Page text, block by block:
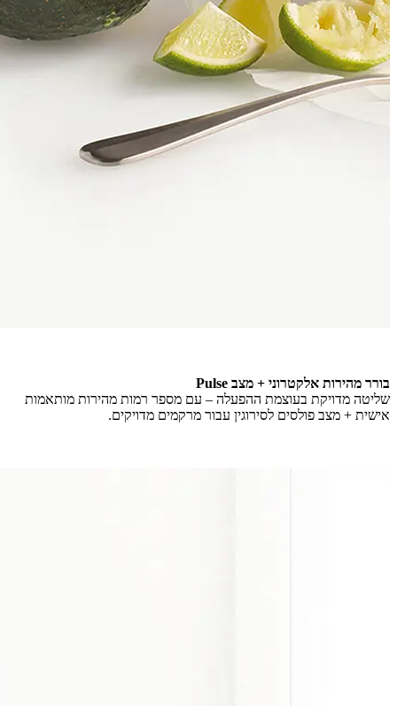
בורר מהירות אלקטרוני + מצב Pulse
שליטה מדויקת בעוצמת ההפעלה – עם מספר רמות מהירות מותאמות
אישית + מצב פולסים לסירוגין עבור מרקמים מדויקים.